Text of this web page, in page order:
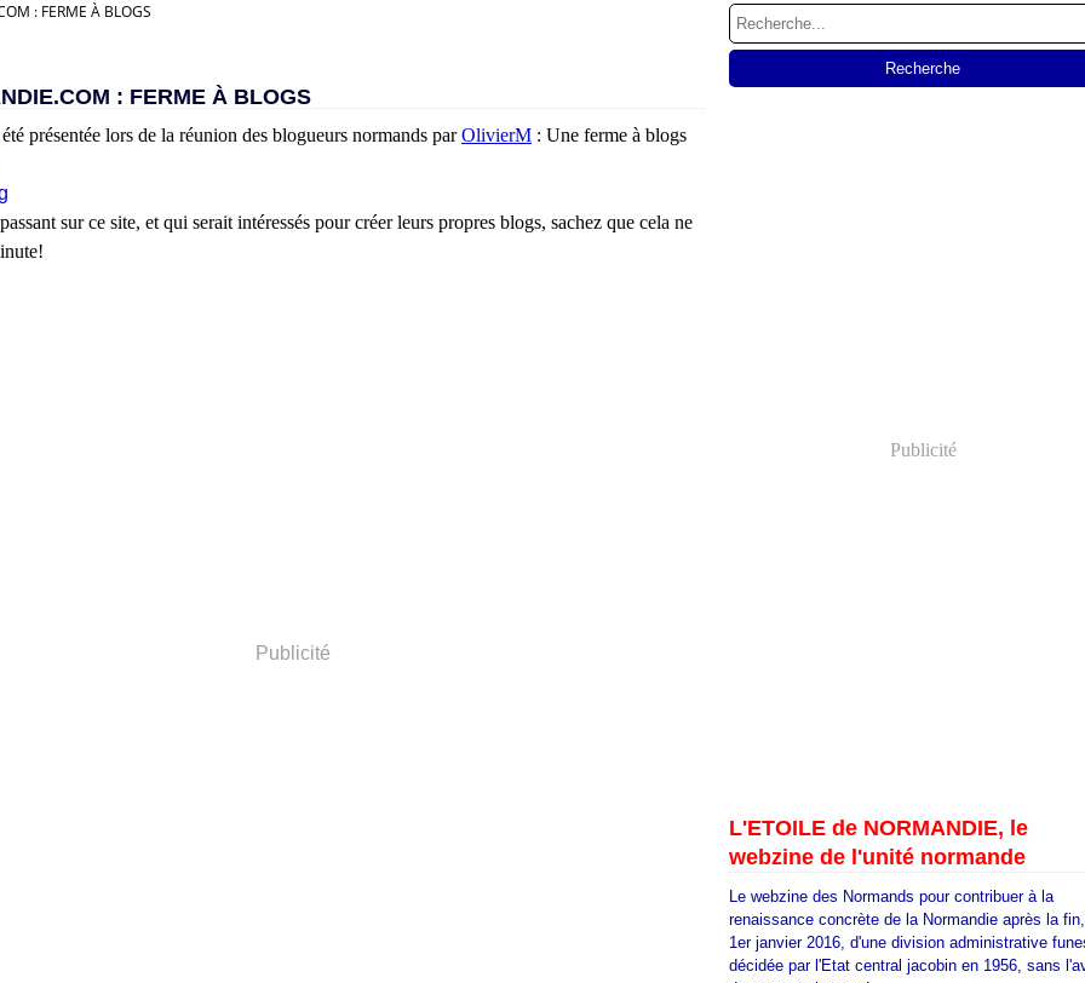
: FERME À BLOGS
: FERME À BLOGS
présentée lors de la réunion des blogueurs normands parOlivierM : Une ferme à blogs
sur ce site, et qui serait intéressés pour créer leurs propres blogs, sachez que cela ne
Publicité
Publicité
L'ETOILE de NORMANDIE, le
webzine de l'unité normande
Le webzine des Normands pour contribuer à la
renaissance concrète de la Normandie après la
1er janvier 2016, d'une division administrative
décidée par l'Etat central jacobin en 1956, sans